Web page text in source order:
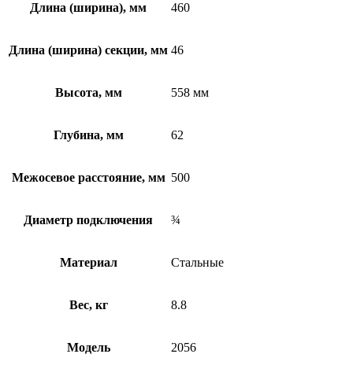
Длина (ширина), мм 460
Длина (ширина) секции, мм 46
Высота, мм 558 мм
Глубина, мм 62
Межосевое расстояние, мм 500
Диаметр подключения ¾
Материал Стальные
Вес, кг 8.8
Модель 2056